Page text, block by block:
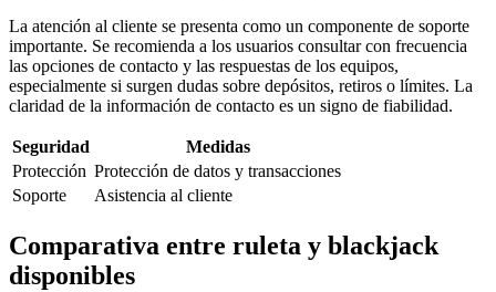
La atención al cliente se presenta como un componente de soporte
importante. Se recomienda a los usuarios consultar con frecuencia
las opciones de contacto y las respuestas de los equipos,
especialmente si surgen dudas sobre depósitos, retiros o límites. La
claridad de la información de contacto es un signo de fiabilidad.
Seguridad
Medidas
Protección Protección de datos y transacciones
Soporte
Asistencia al cliente
Comparativa entre ruleta y blackjack
disponibles